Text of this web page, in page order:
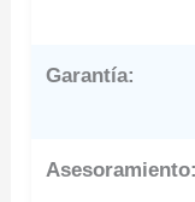
Garantía:
Asesoramiento: